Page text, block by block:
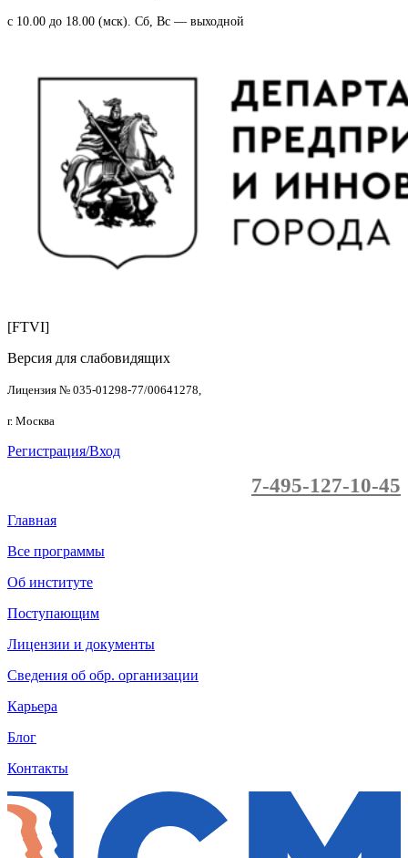
c 10.00 до 18.00 (мск). Сб, Вс — выходной
[FTVI]
Версия для слабовидящих
Лицензия № 035-01298-77/00641278,
г. Москва
Регистрация/Вход
7-495-127-10-45
Главная
Все программы
Об институте
Поступающим
Лицензии и документы
Сведения об обр. организации
Карьера
Блог
Контакты